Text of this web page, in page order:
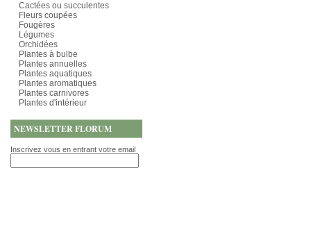
Cactées ou succulentes
Fleurs coupées
Fougères
Légumes
Orchidées
Plantes à bulbe
Plantes annuelles
Plantes aquatiques
Plantes aromatiques
Plantes carnivores
Plantes d'intérieur
NEWSLETTER FLORUM
Inscrivez vous en entrant votre email